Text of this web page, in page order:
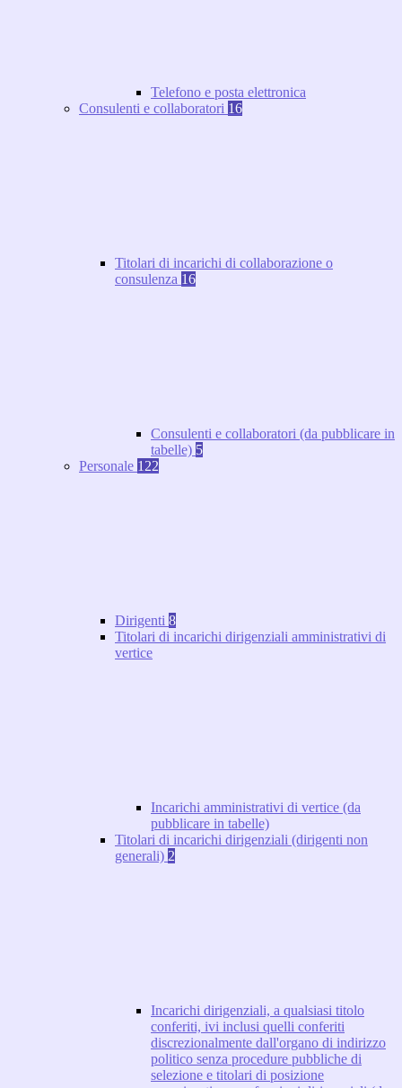
Telefono e posta elettronica
Consulenti e collaboratori 16
Titolari di incarichi di collaborazione o
consulenza 16
Consulenti e collaboratori (da pubblicare in
tabelle) 5
Personale 122
Dirigenti 8
Titolari di incarichi dirigenziali amministrativi di
vertice
Incarichi amministrativi di vertice (da
pubblicare in tabelle)
Titolari di incarichi dirigenziali (dirigenti non
generali) 2
Incarichi dirigenziali, a qualsiasi titolo
conferiti, ivi inclusi quelli conferiti
discrezionalmente dall'organo di indirizzo
politico senza procedure pubbliche di
selezione e titolari di posizione